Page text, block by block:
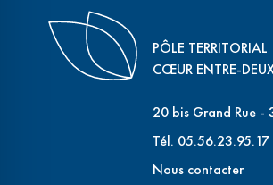
PÔLE TERRITORIAL
CŒUR ENTRE-
20 bis Grand Rue -
Tél. 05.56.23.95.17
Nous contacter